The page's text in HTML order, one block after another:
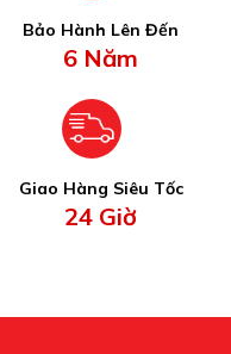
Bảo Hành Lên Đến
6 Năm
Giao Hàng Siêu Tốc
24 Giờ